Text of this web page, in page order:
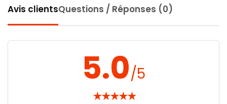
Avis clientsQuestions / Réponses (0)
5.0/5
★★★★★